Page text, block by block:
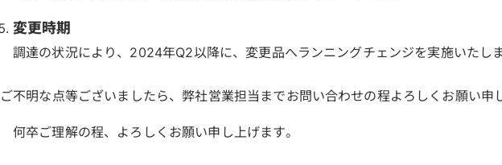
変更時期
調達の状況により、2024年Q2以降に、変更品へランニングチェンジを実施いたしま
ご不明な点等ございましたら、弊社営業担当までお問い合わせの程よろしくお願い申
何卒ご理解の程、よろしくお願い申し上げます。